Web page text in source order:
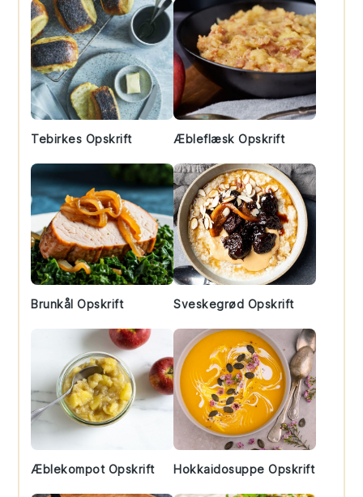
Tebirkes Opskrift Æbleflæsk Opskrift
Brunkål Opskrift Sveskegrød Opskrift
Æblekompot Opskrift Hokkaidosuppe Opskrift